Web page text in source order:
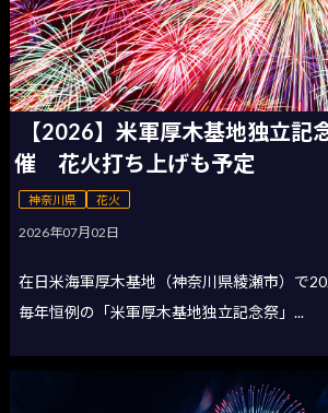
【2026】米軍厚木基地独立記
催 花火打ち上げも予定
神奈川県 花火
2026年07月02日
在日米海軍厚木基地（神奈川県綾瀬市）で
毎年恒例の「米軍厚木基地独立記念祭」...